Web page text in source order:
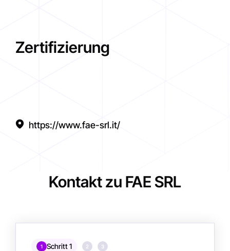
Zertifizierung
https://www.fae-srl.it/
Kontakt zu FAE SRL
1 Schritt 1 2 3